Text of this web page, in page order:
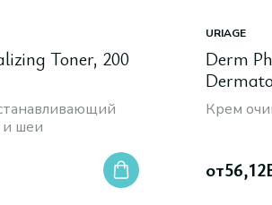
Toner, 200
и шеи
URIAGE
Derm
Крем
от56,12